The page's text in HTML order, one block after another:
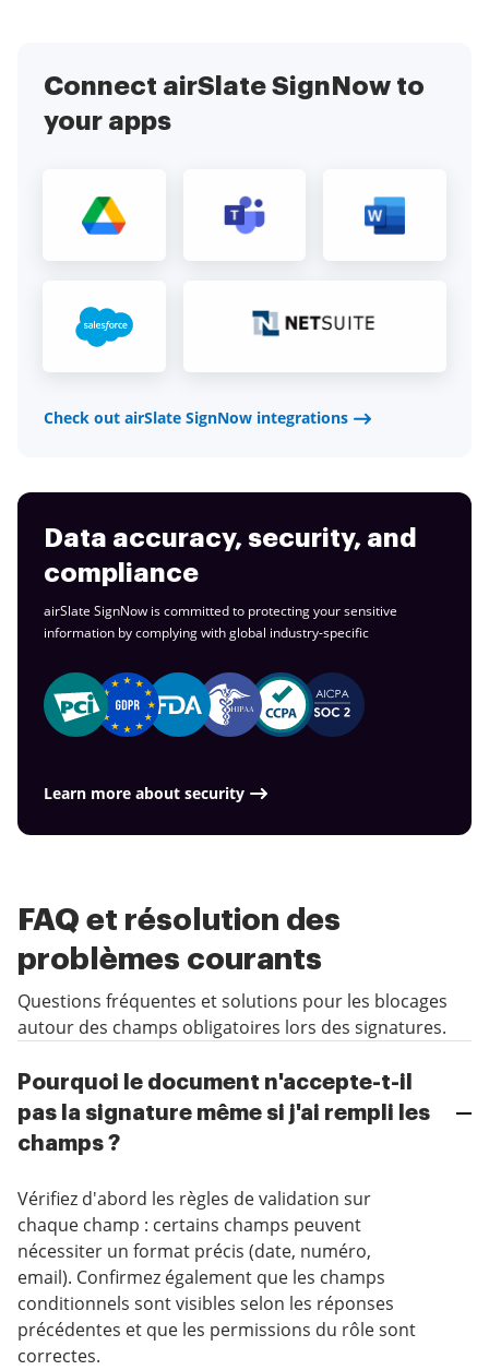
Connect airSlate SignNow to
your apps
Check out airSlate SignNow integrations
Data accuracy, security, and
compliance
airSlate SignNow is committed to protecting your sensitive
information by complying with global industry-specific
Learn more about security
FAQ et résolution des
problèmes courants
Questions fréquentes et solutions pour les blocages
autour des champs obligatoires lors des signatures.
Pourquoi le document n'accepte-t-il
pas la signature même si j'ai rempli les
champs ?
Vérifiez d'abord les règles de validation sur
chaque champ : certains champs peuvent
nécessiter un format précis (date, numéro,
email). Confirmez également que les champs
conditionnels sont visibles selon les réponses
précédentes et que les permissions du rôle sont
correctes.